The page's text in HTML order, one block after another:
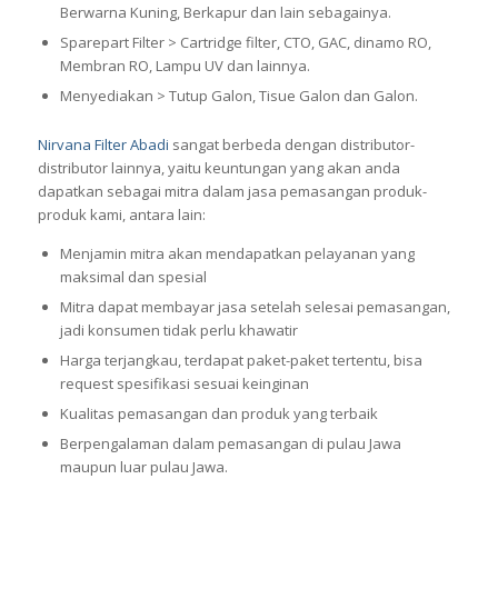
Berwarna Kuning, Berkapur dan lain sebagainya.
Sparepart Filter > Cartridge filter, CTO, GAC, dinamo RO,
Membran RO, Lampu UV dan lainnya.
Menyediakan > Tutup Galon, Tisue Galon dan Galon.
Nirvana Filter Abadi sangat berbeda dengan distributor-
distributor lainnya, yaitu keuntungan yang akan anda
dapatkan sebagai mitra dalam jasa pemasangan produk-
produk kami, antara lain:
Menjamin mitra akan mendapatkan pelayanan yang
maksimal dan spesial
Mitra dapat membayar jasa setelah selesai pemasangan,
jadi konsumen tidak perlu khawatir
Harga terjangkau, terdapat paket-paket tertentu, bisa
request spesifikasi sesuai keinginan
Kualitas pemasangan dan produk yang terbaik
Berpengalaman dalam pemasangan di pulau Jawa
maupun luar pulau Jawa.